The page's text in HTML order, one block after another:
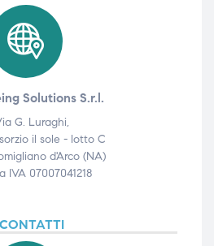
Solutions S.r.l.
G. Luraghi,
il sole - lotto C
d'Arco (NA)
IVA 07007041218
CONTATTI